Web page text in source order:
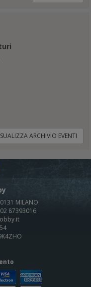
ARCHIVIO EVENTI
MILANO
87393016